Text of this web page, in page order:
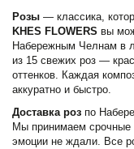
Розы — классика,
KHES FLOWERS вы
Набережным Челнам в
из 15 свежих роз —
оттенков. Каждая
аккуратно и быстро.
Доставка роз по
Мы принимаем срочные
эмоции не ждали. Все